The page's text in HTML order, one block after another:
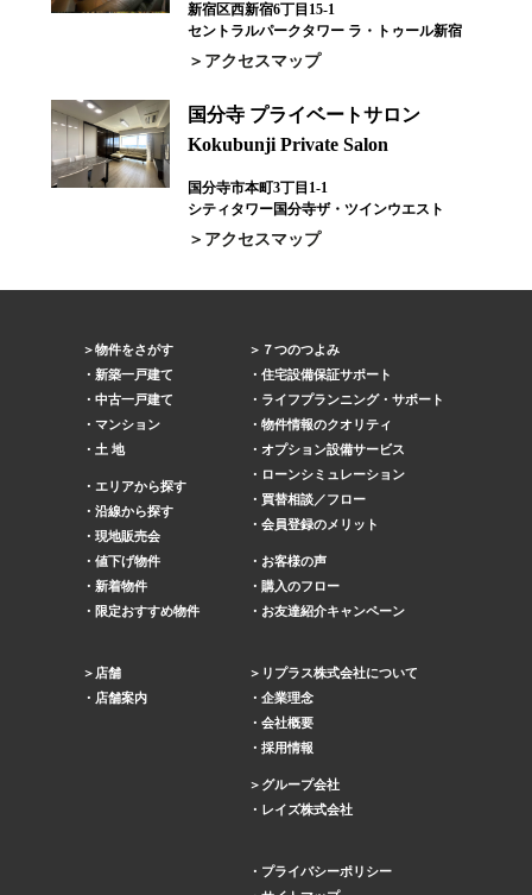
新宿区西新宿6丁目15-1
セントラルパークタワー ラ・トゥール新宿
アクセスマップ
国分寺 プライベートサロン
Kokubunji Private Salon
国分寺市本町3丁目1-1
シティタワー国分寺ザ・ツインウエスト
アクセスマップ
物件をさがす
新築一戸建て
中古一戸建て
マンション
土 地
エリアから探す
沿線から探す
現地販売会
値下げ物件
新着物件
限定おすすめ物件
７つのつよみ
住宅設備保証サポート
ライフプランニング・サポート
物件情報のクオリティ
オプション設備サービス
ローンシミュレーション
買替相談／フロー
会員登録のメリット
お客様の声
購入のフロー
お友達紹介キャンペーン
店舗
店舗案内
リプラス株式会社について
企業理念
会社概要
採用情報
グループ会社
レイズ株式会社
プライバシーポリシー